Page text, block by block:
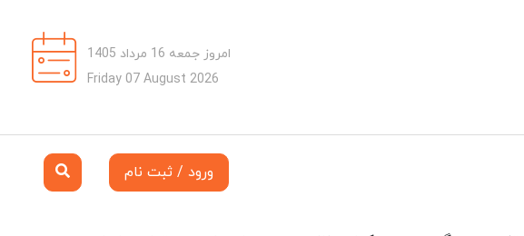
امروز جمعه 16 مرداد 1405
Friday 07 August 2026
ورود / ثبت نام